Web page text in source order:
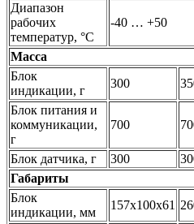
Диапазон
рабочих
температур, °С
-40 … +50
Масса
Блок
индикации, г
300
Блок питания и
коммуникации,
г
700
Блок датчика, г 300
Габариты
Блок
индикации, мм
157x100x61